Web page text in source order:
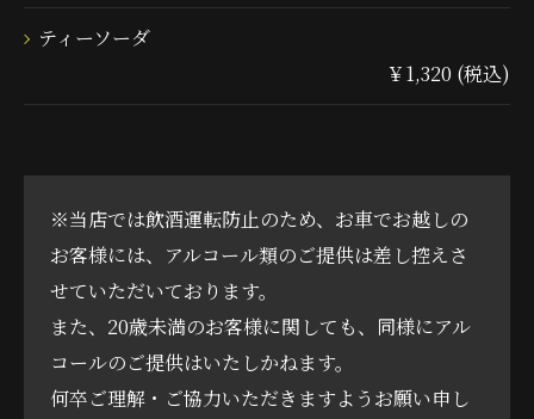
ティーソーダ
￥1,320 (税込)
※当店では飲酒運転防止のため、お車でお越しの
お客様には、アルコール類のご提供は差し控えさ
せていただいております。
また、20歳未満のお客様に関しても、同様にアル
コールのご提供はいたしかねます。
何卒ご理解・ご協力いただきますようお願い申し